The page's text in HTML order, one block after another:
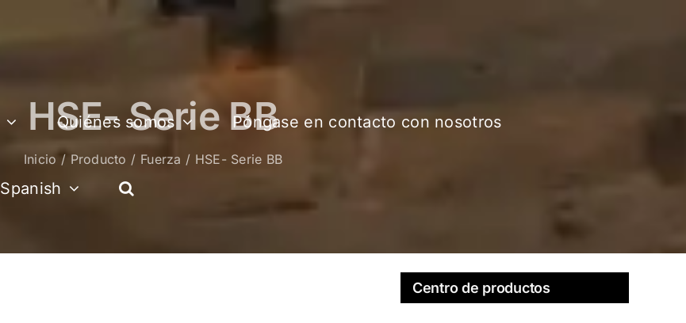
Quiénes somos Póngase en contacto con nosotros
Spanish
HSE- Serie BB
Inicio Producto Fuerza HSE- Serie BB
Centro de productos